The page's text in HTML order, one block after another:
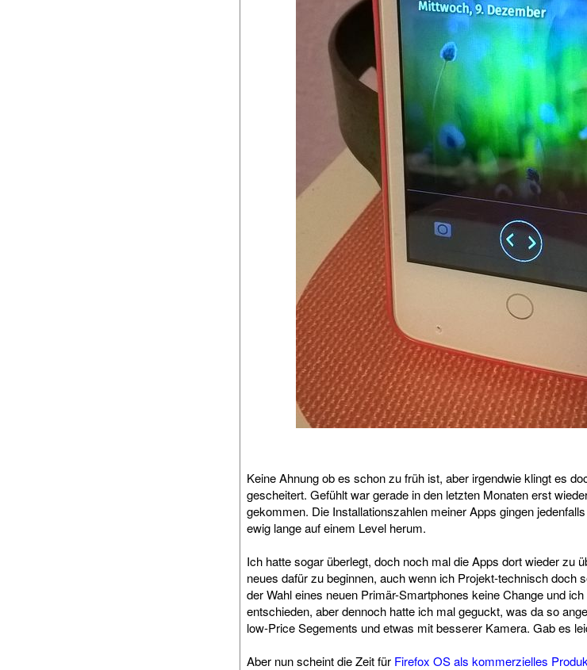
Keine Ahnung ob es schon zu früh ist, aber irgendwie klingt es
gescheitert. Gefühlt war gerade in den letzten Monaten erst
gekommen. Die Installationszahlen meiner Apps gingen
ewig lange auf einem Level herum.
Ich hatte sogar überlegt, doch noch mal die Apps dort wieder zu
neues dafür zu beginnen, auch wenn ich Projekt-technisch doch
der Wahl eines neuen Primär-Smartphones keine Change und
entschieden, aber dennoch hatte ich mal geguckt, was da so
low-Price Segements und etwas mit besserer Kamera. Gab es
Aber nun scheint die Zeit für Firefox OS als kommerzielles